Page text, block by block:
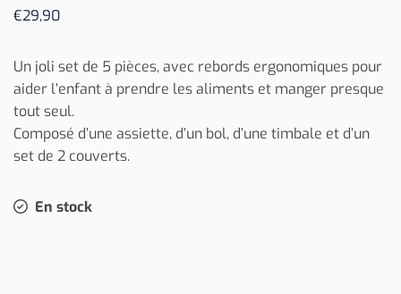
€29,90
Un joli set de 5 pièces, avec rebords ergonomiques pour
aider l’enfant à prendre les aliments et manger presque
tout seul.
Composé d’une assiette, d’un bol, d’une timbale et d’un
set de 2 couverts.
En stock